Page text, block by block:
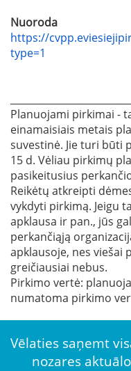
Nuoroda
https://
type=1
Planuojami pirkimai -
einamaisiais metais
suvestinė. Jie turi būti
15 d. Vėliau pirkimų
pasikeitusius
Reikėtų atkreipti
vykdyti pirkimą. Jeigu
apklausa ir pan., jūs
perkančiąją
apklausoje, nes viešai
greičiausiai nebus.
Pirkimo vertė:
numatoma pirkimo
Vēlaties saņemt
nozares